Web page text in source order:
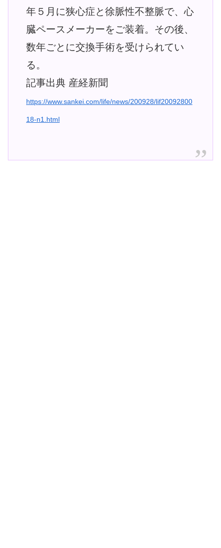
年５月に狭心症と徐脈性不整脈で、心
臓ペースメーカーをご装着。その後、
数年ごとに交換手術を受けられてい
る。
記事出典 産経新聞
https://www.sankei.com/life/news/200928/lif20092800
18-n1.html